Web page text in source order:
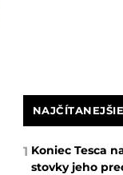
NAJČÍTANEJŠIE
1 Koniec Tesca
stovky jeho